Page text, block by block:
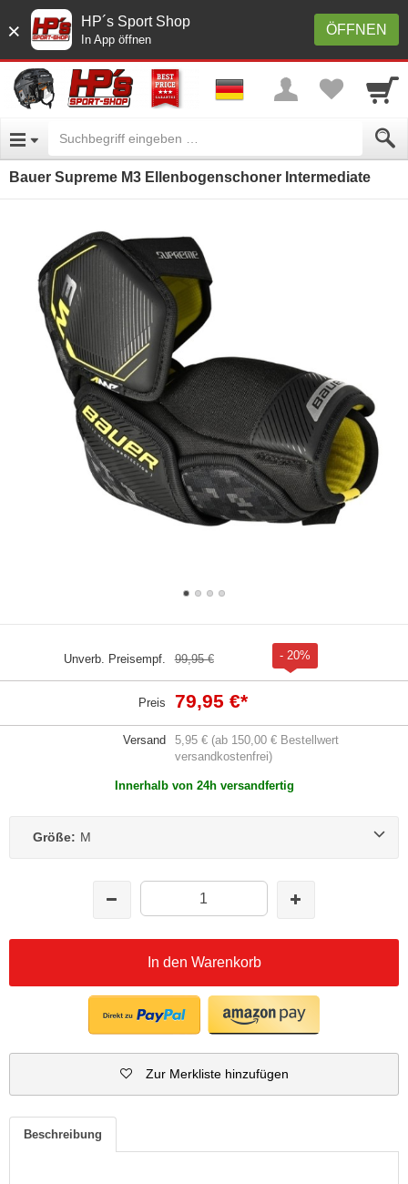
× ÖFFNEN
HP´s Sport Shop
In App öffnen
Bauer Supreme M3 Ellenbogenschoner Intermediate
Unverb. Preisempf. 99,95 € - 20%
Preis 79,95 €*
Versand
5,95 € (ab 150,00 € Bestellwert
versandkostenfrei)
Innerhalb von 24h versandfertig
Größe: M
In den Warenkorb
Zur Merkliste hinzufügen
Beschreibung